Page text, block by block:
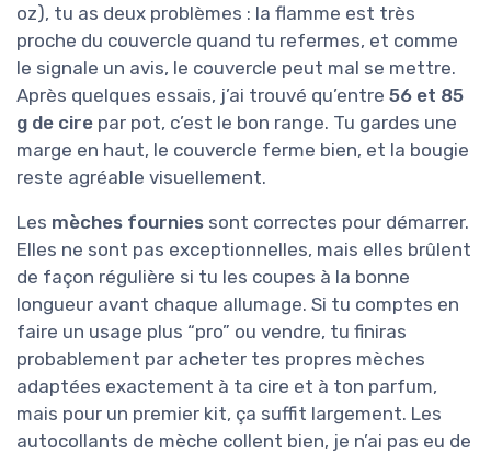
oz), tu as deux problèmes : la flamme est très
proche du couvercle quand tu refermes, et comme
le signale un avis, le couvercle peut mal se mettre.
Après quelques essais, j’ai trouvé qu’entre 56 et 85
g de cire par pot, c’est le bon range. Tu gardes une
marge en haut, le couvercle ferme bien, et la bougie
reste agréable visuellement.
Les mèches fournies sont correctes pour démarrer.
Elles ne sont pas exceptionnelles, mais elles brûlent
de façon régulière si tu les coupes à la bonne
longueur avant chaque allumage. Si tu comptes en
faire un usage plus “pro” ou vendre, tu finiras
probablement par acheter tes propres mèches
adaptées exactement à ta cire et à ton parfum,
mais pour un premier kit, ça suffit largement. Les
autocollants de mèche collent bien, je n’ai pas eu de